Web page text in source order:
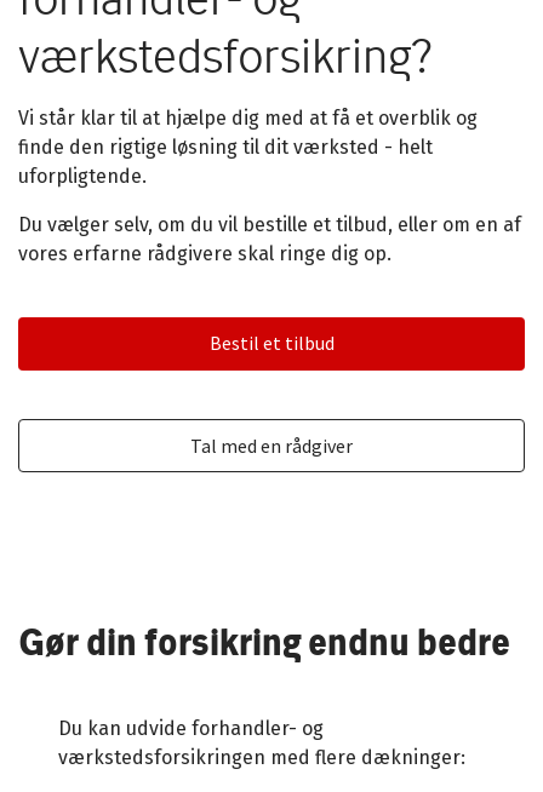
værkstedsforsikring?
Vi står klar til at hjælpe dig med at få et overblik og
finde den rigtige løsning til dit værksted - helt
uforpligtende.
Du vælger selv, om du vil bestille et tilbud, eller om en af
vores erfarne rådgivere skal ringe dig op.
Bestil et tilbud
Tal med en rådgiver
Gør din forsikring endnu bedre
Du kan udvide forhandler- og
værkstedsforsikringen med flere dækninger: